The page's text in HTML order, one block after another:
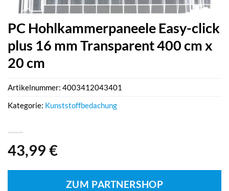
PC Hohlkammerpaneele Easy-click
plus 16 mm Transparent 400 cm x
20 cm
43,99 €
ZUM PARTNERSHOP
Artikelnummer: 4003412043401
Kategorie: Kunststoffbedachung